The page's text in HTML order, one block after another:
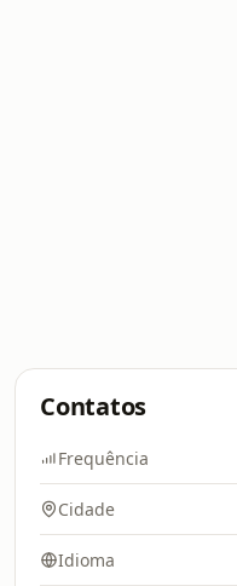
Contatos
Frequência
Cidade
Idioma